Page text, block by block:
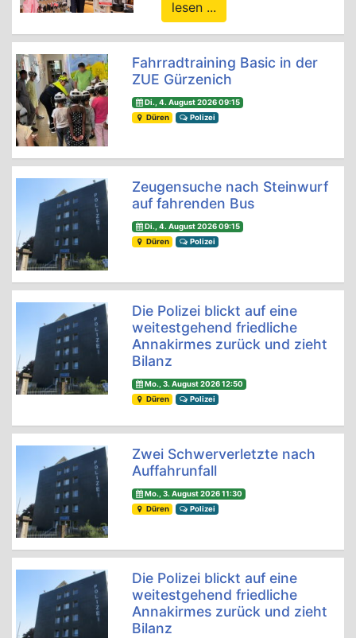
lesen ...
Fahrradtraining Basic in der
ZUE Gürzenich
Di., 4. August 2026 09:15
Düren
Polizei
Zeugensuche nach Steinwurf
auf fahrenden Bus
Di., 4. August 2026 09:15
Düren
Polizei
Die Polizei blickt auf eine
weitestgehend friedliche
Annakirmes zurück und zieht
Bilanz
Mo., 3. August 2026 12:50
Düren
Polizei
Zwei Schwerverletzte nach
Auffahrunfall
Mo., 3. August 2026 11:30
Düren
Polizei
Die Polizei blickt auf eine
weitestgehend friedliche
Annakirmes zurück und zieht
Bilanz